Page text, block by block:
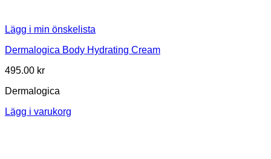
Lägg i min önskelista
Dermalogica Body Hydrating Cream
495.00 kr
Dermalogica
Lägg i varukorg